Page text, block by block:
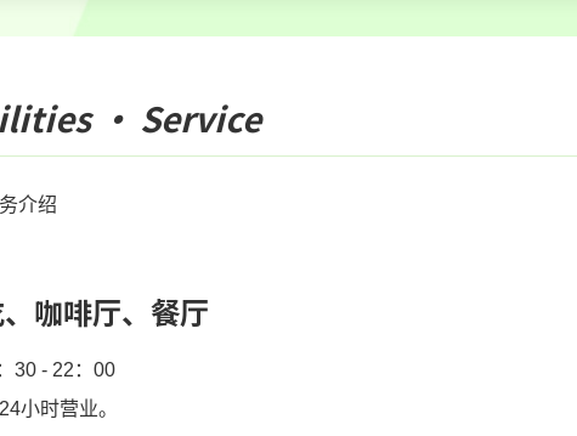
· Service
介绍
咖啡厅、餐厅
30 - 22：00
小时营业。